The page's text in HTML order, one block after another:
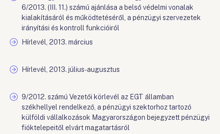
6/2013. (III. 11.) számú ajánlása a belső védelmi vonalak
kialakításáról és működtetéséről, a pénzügyi szervezetek
irányítási és kontroll funkcióiról
Hírlevél, 2013. március
Hírlevél, 2013. július-augusztus
9/2012. számú Vezetői körlevél az EGT államban
székhellyel rendelkező, a pénzügyi szektorhoz tartozó
külföldi vállalkozások Magyarországon bejegyzett pénzügyi
fióktelepeitől elvárt magatartásról